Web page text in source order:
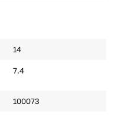
14
7.4
100073